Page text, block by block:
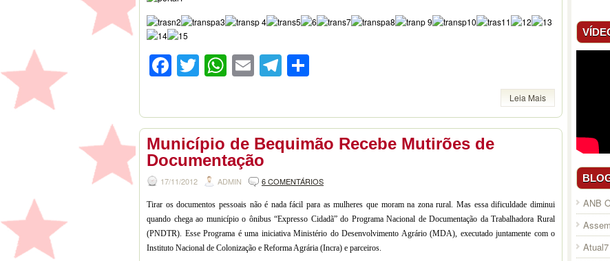
Facebook
Twitter
WhatsApp
EmailTelegram
Leia Mais
Município de Bequimão Recebe Mutirões de
Documentação
17/11/2012 ADMIN 6 COMENTÁRIOS
Tirar os documentos pessoais não é nada fácil para as mulheres que moram na zona rural. Mas essa dificuldade diminui
quando chega ao município o ônibus “Expresso Cidadã” do Programa Nacional de Documentação da Trabalhadora Rural
(PNDTR). Esse Programa é uma iniciativa Ministério do Desenvolvimento Agrário (MDA), executado juntamente com o
Instituto Nacional de Colonização e Reforma Agrária (Incra) e parceiros.
ANB
Atual7